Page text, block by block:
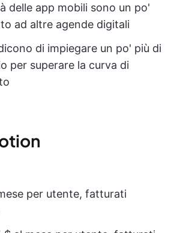
delle app mobili sono un po'
ad altre agende digitali
di impiegare un po' più di
per superare la curva di
per utente, fatturati